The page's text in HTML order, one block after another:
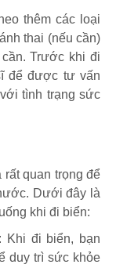
thêm các loại
thai (nếu cần)
Trước khi đi
để được tư vấn
tình trạng sức
quan trọng để
Dưới đây là
khi đi biển:
Khi đi biển, bạn
duy trì sức khỏe